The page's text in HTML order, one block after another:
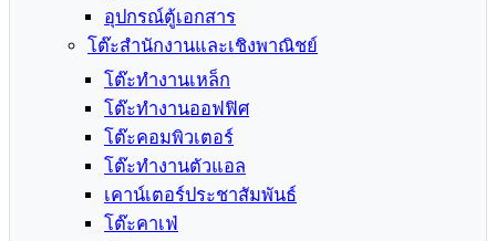
อุปกรณ์ตู้เอกสาร
โต๊ะสำนักงานและเชิงพาณิชย์
โต๊ะทำงานเหล็ก
โต๊ะทำงานออฟฟิศ
โต๊ะคอมพิวเตอร์
โต๊ะทำงานตัวแอล
เคาน์เตอร์ประชาสัมพันธ์
โต๊ะคาเฟ่